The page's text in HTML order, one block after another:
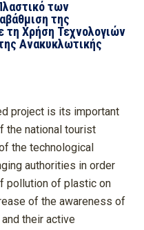
των
της
τη Χρήση Τεχνολογιών
Ανακυκλωτικής
project is its important
the national tourist
the technological
authorities in order
pollution of plastic on
of the awareness of
their active